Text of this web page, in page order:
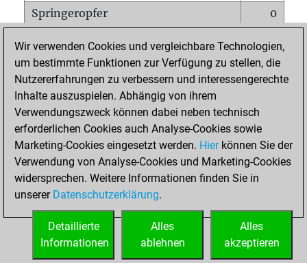
Springeropfer
0
Matt auf vollem Brett
0
Bauer setzt Matt
0
Erstickte Matts
Unterverwandlungen
Türme auf der siebten
0
STARTSEITE
Wir verwenden Cookies und vergleichbare Technologien,
um bestimmte Funktionen zur Verfügung zu stellen, die
Nutzererfahrungen zu verbessern und interessengerechte
Inhalte auszuspielen. Abhängig von ihrem
Verwendungszweck können dabei neben technisch
erforderlichen Cookies auch Analyse-Cookies sowie
Marketing-Cookies eingesetzt werden. Hierkönnen Sie der
Verwendung von Analyse-Cookies und Marketing-Cookies
widersprechen. Weitere Informationen finden Sie in
unserer Datenschutzerklärung.
Alles
akzeptieren
Alles
ablehnen
Detaillierte
Informationen